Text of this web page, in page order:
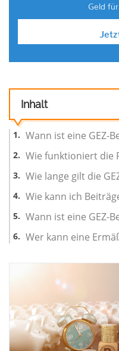
Geld
Inhalt
Wann ist eine GEZ-
Wie funktioniert die
Wie lange gilt die
Wie kann ich
Wann ist eine GEZ-
Wer kann eine